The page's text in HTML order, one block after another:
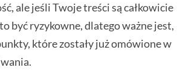
ale jeśli Twoje treści są całkowicie
być ryzykowne, dlatego ważne jest,
które zostały już omówione w